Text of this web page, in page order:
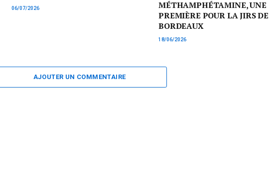
06/07/2026
MÉTHAMPHÉTAMINE, UNE
PREMIÈRE POUR LA JIRS DE
BORDEAUX
18/06/2026
AJOUTER UN COMMENTAIRE